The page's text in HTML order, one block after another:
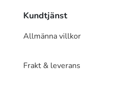
Kundtjänst
Allmänna villkor
Frakt & leverans